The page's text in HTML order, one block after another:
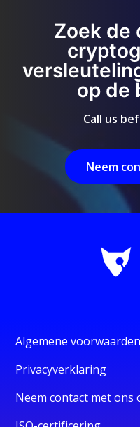
Zoek de
op de
Call us
Neem
Algemene voorwaarden
Privacyverklaring
Neem contact met ons